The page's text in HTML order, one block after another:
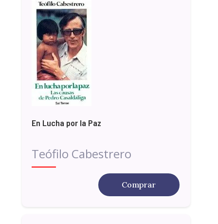
En Lucha por la Paz
Teófilo Cabestrero
Comprar